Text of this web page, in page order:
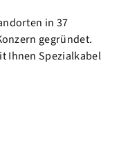
in 37
gegründet.
Ihnen Spezialkabel